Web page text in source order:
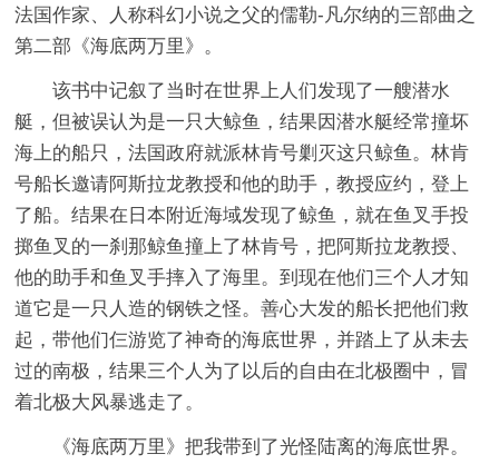
法国作家、人称科幻小说之父的儒勒-凡尔纳的三部曲之
第二部《海底两万里》。
该书中记叙了当时在世界上人们发现了一艘潜水
艇，但被误认为是一只大鲸鱼，结果因潜水艇经常撞坏
海上的船只，法国政府就派林肯号剿灭这只鲸鱼。林肯
号船长邀请阿斯拉龙教授和他的助手，教授应约，登上
了船。结果在日本附近海域发现了鲸鱼，就在鱼叉手投
掷鱼叉的一刹那鲸鱼撞上了林肯号，把阿斯拉龙教授、
他的助手和鱼叉手摔入了海里。到现在他们三个人才知
道它是一只人造的钢铁之怪。善心大发的船长把他们救
起，带他们仨游览了神奇的海底世界，并踏上了从未去
过的南极，结果三个人为了以后的自由在北极圈中，冒
着北极大风暴逃走了。
《海底两万里》把我带到了光怪陆离的海底世界。